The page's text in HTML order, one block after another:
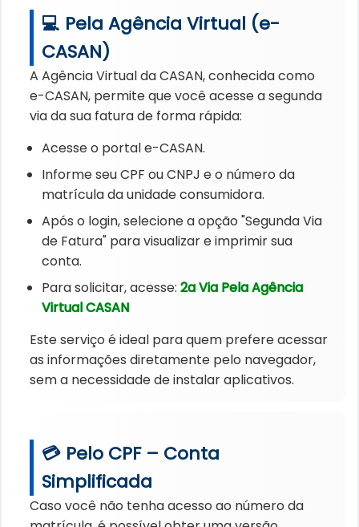
💻 Pela Agência Virtual (e-
CASAN)
A Agência Virtual da CASAN, conhecida como
e-CASAN, permite que você acesse a segunda
via da sua fatura de forma rápida:
Acesse o portal e-CASAN.
Informe seu CPF ou CNPJ e o número da
matrícula da unidade consumidora.
Após o login, selecione a opção "Segunda Via
de Fatura" para visualizar e imprimir sua
conta.
Para solicitar, acesse:2a Via Pela Agência
Virtual CASAN
Este serviço é ideal para quem prefere acessar
as informações diretamente pelo navegador,
sem a necessidade de instalar aplicativos.
💳 Pelo CPF – Conta
Simplificada
Caso você não tenha acesso ao número da